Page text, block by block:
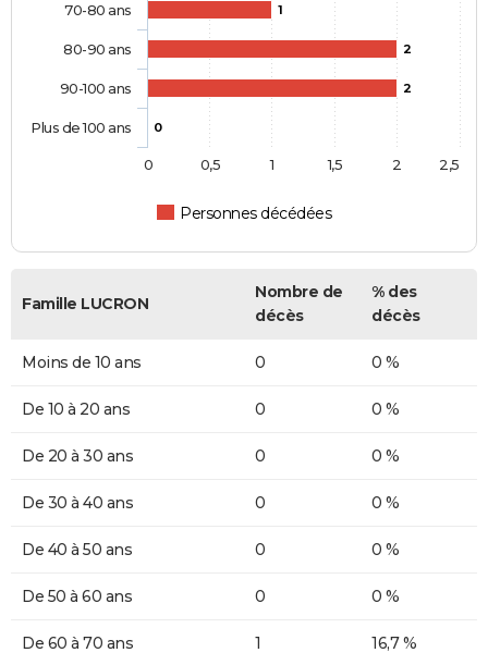
1
2
2
0
Personnes décédées
70-80 ans
80-90 ans
90-100 ans
Plus de 100 ans
0 0,5 1 1,5 2 2,5
Famille LUCRON
Nombre de
décès
% des
décès
Moins de 10 ans 0 0 %
De 10 à 20 ans 0 0 %
De 20 à 30 ans 0 0 %
De 30 à 40 ans 0 0 %
De 40 à 50 ans 0 0 %
De 50 à 60 ans 0 0 %
De 60 à 70 ans 1 16,7 %